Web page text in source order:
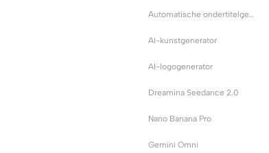
Automatische ondertitelgenerator
AI-kunstgenerator
AI-logogenerator
Dreamina Seedance 2.0
Nano Banana Pro
Gemini Omni